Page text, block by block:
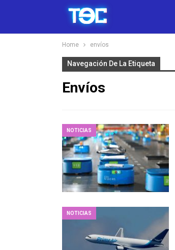
Home envíos
Navegación De La Etiqueta
Envíos
NOTICIAS
NOTICIAS